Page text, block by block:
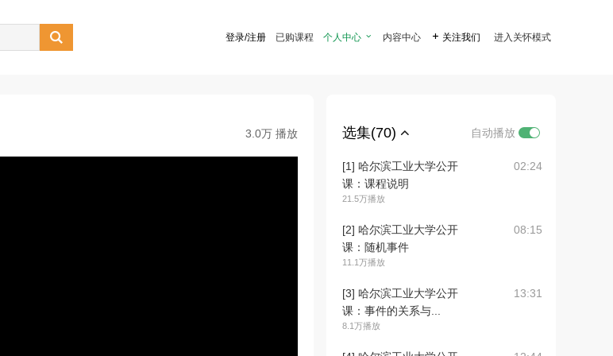
 登录/注册 已购课程 个人中心  内容中心  关注我们 进入关怀模式
3.0万 播放 选集(70) 自动播放
[1] 哈尔滨工业大学公开
课：课程说明
21.5万播放
02:24
[2] 哈尔滨工业大学公开
课：随机事件
11.1万播放
08:15
[3] 哈尔滨工业大学公开
课：事件的关系与...
8.1万播放
13:31